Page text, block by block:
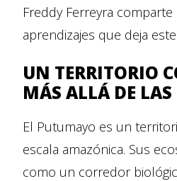
Freddy Ferreyra
aprendizajes que deja
UN TERRITORIO
MÁS ALLÁ DE LAS
El Putumayo es un
escala amazónica. Sus
como un corredor